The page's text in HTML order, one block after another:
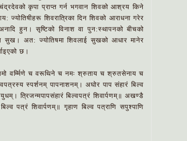
कृपा प्राप्त गर्न भगवान शिवको आश्रय किने
ज्योतिषीहरू शिवरात्रिका दिन शिवको आराधना गरेर
हुन। सृष्टिको विनाश वा पुन:स्थापनको बीचको
सुख। अत: ज्योतिषमा शिवलाई सुखको आधार मानेर
छ।
वर्म्मिणे च वरूथिने च नमः श्रुताय च श्रुतसेनाय च
स्पर्शनम्‌ पापनाशनम्‌। अघोर पाप संहारं बिल्व
त्रिजन्मपापसंहारं बिल्वपत्रं शिवार्पणम्‌॥ अखण्डै
पत्रं शिवार्पणम्‌॥ गृहाण बिल्व पत्राणि सपुश्पाणि